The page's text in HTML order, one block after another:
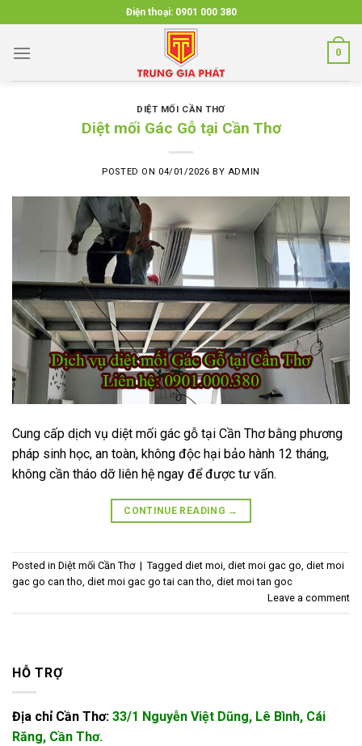
to
content
Điện thoại: 0901 000 380
0
DIỆT MỐI CẦN THƠ
Diệt mối Gác Gỗ tại Cần Thơ
POSTED ON 04/01/2026 BY ADMIN
Cung cấp dịch vụ diệt mối gác gỗ tại Cần Thơ bằng phương
pháp sinh học, an toàn, không độc hại bảo hành 12 tháng,
không cần tháo dỡ liên hệ ngay để được tư vấn.
CONTINUE READING →
Posted in Diệt mối Cần Thơ | Tagged diet moi, diet moi gac go, diet moi
gac go can tho, diet moi gac go tai can tho, diet moi tan goc
Leave a comment
HỖ TRỢ
Địa chỉ Cần Thơ: 33/1 Nguyễn Việt Dũng, Lê Bình, Cái
Răng, Cần Thơ.